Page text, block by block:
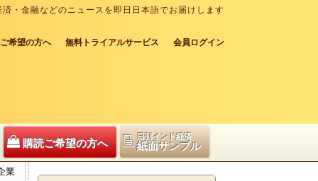
・金融などのニュースを即日日本語でお届けします
希望の方へ 無料トライアルサービス 会員ログイン
購読ご希望の方へ
日刊インド経済
紙面サンプル
業